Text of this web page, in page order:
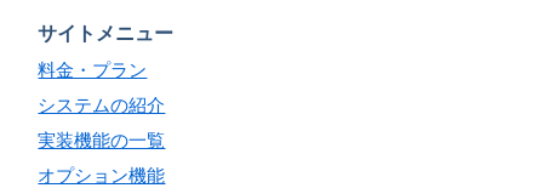
サイトメニュー
料金・プラン
システムの紹介
実装機能の一覧
オプション機能